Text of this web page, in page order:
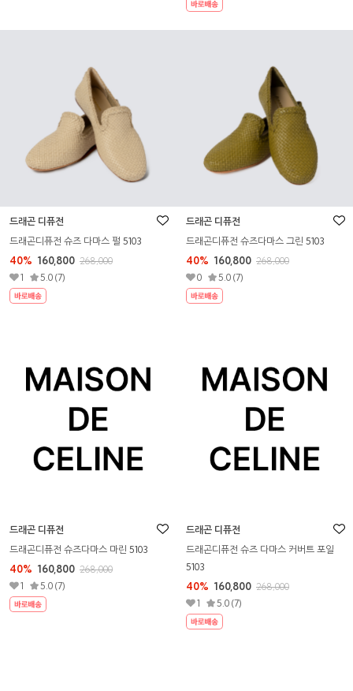
드래곤 디퓨전
드래곤디퓨전 슈즈 다마스 펄 5103
40% 160,800 268,000
1
5.0 (7)
드래곤 디퓨전
드래곤디퓨전 슈즈다마스 그린 5103
40% 160,800 268,000
0
5.0 (7)
드래곤디퓨전 슈즈다마스 마린 5103
40% 160,800 268,000
1
5.0 (7)
드래곤 디퓨전
드래곤디퓨전 슈즈 다마스 커버트 포일
5103
40% 160,800 268,000
1
5.0 (7)